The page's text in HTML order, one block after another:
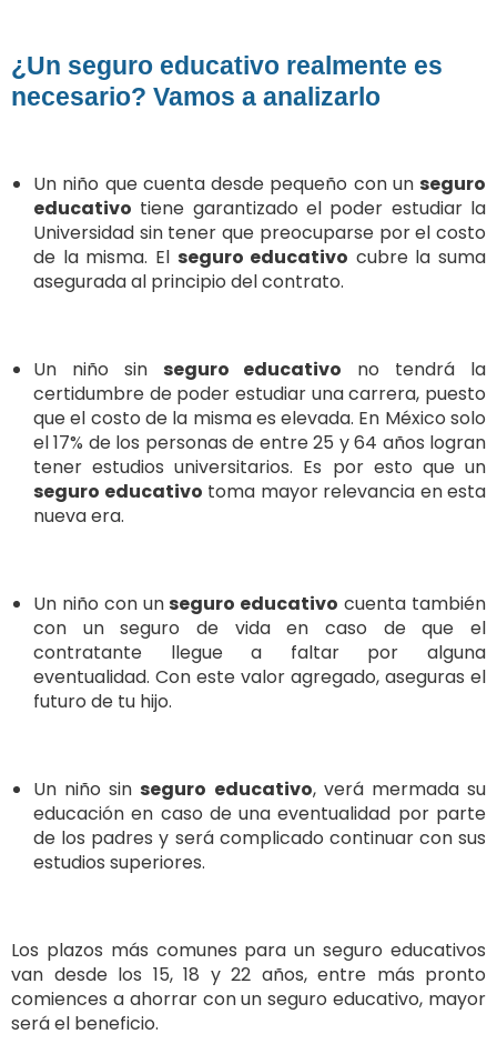
¿Un seguro educativo realmente es
necesario? Vamos a analizarlo
Un niño que cuenta desde pequeño con un seguro
educativo tiene garantizado el poder estudiar la
Universidad sin tener que preocuparse por el costo
de la misma. El seguro educativo cubre la suma
asegurada al principio del contrato.
Un niño sin seguro educativo no tendrá la
certidumbre de poder estudiar una carrera, puesto
que el costo de la misma es elevada. En México solo
el 17% de los personas de entre 25 y 64 años logran
tener estudios universitarios. Es por esto que un
seguro educativo toma mayor relevancia en esta
nueva era.
Un niño con un seguro educativo cuenta también
con un seguro de vida en caso de que el
contratante llegue a faltar por alguna
eventualidad. Con este valor agregado, aseguras el
futuro de tu hijo.
Un niño sin seguro educativo, verá mermada su
educación en caso de una eventualidad por parte
de los padres y será complicado continuar con sus
estudios superiores.
Los plazos más comunes para un seguro educativos
van desde los 15, 18 y 22 años, entre más pronto
comiences a ahorrar con un seguro educativo, mayor
será el beneficio.